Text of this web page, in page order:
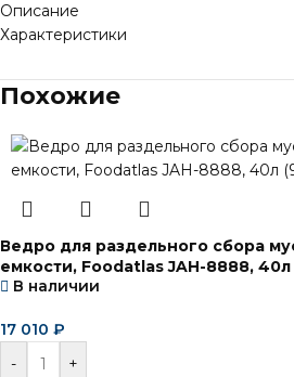
Описание
Характеристики
Похожие
Ведро для раздельного сбора
емкости, Foodatlas JAH-8888, 40л
В наличии
17 010 ₽
-
+